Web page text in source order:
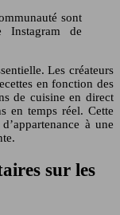
sont
Instagram de
Les créateurs
en fonction des
de cuisine en direct
en temps réel. Cette
à une
sur les